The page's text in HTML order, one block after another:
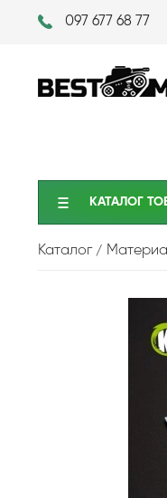
097 677 68 77
КАТАЛОГ
Каталог